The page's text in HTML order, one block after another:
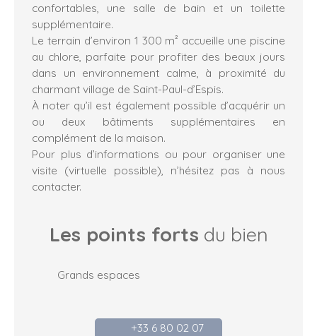
confortables, une salle de bain et un toilette
supplémentaire.
Le terrain d’environ 1 300 m² accueille une piscine
au chlore, parfaite pour profiter des beaux jours
dans un environnement calme, à proximité du
charmant village de Saint-Paul-d’Espis.
À noter qu’il est également possible d’acquérir un
ou deux bâtiments supplémentaires en
complément de la maison.
Pour plus d’informations ou pour organiser une
visite (virtuelle possible), n’hésitez pas à nous
contacter.
Les points forts du bien
Grands espaces
+33 6 80 02 07